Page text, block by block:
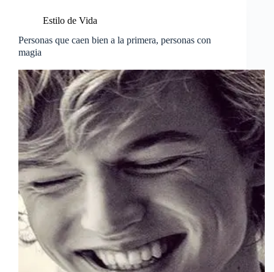
Estilo de Vida
Personas que caen bien a la primera, personas con
magia